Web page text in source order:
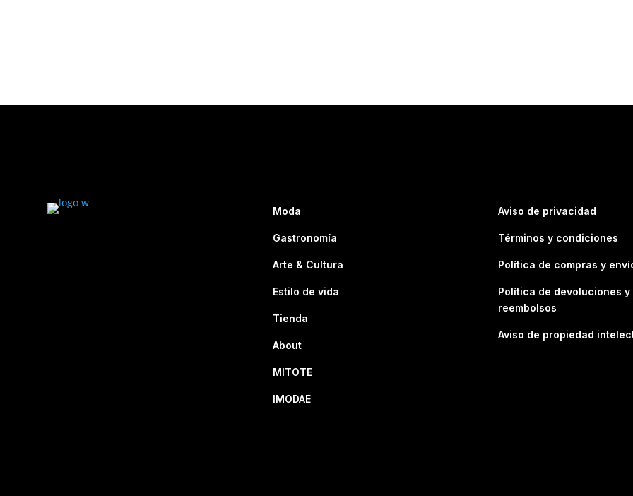
Moda
Gastronomía
Arte & Cultura
Estilo de vida
Tienda
About
MITOTE
IMODAE
Aviso de privacidad
Términos y condiciones
Política de compras y
Política de devoluciones y
reembolsos
Aviso de propiedad